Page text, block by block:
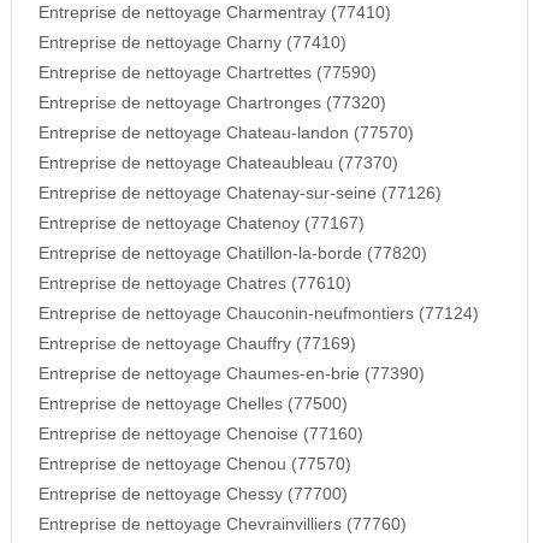
Entreprise de nettoyage Charmentray (77410)
Entreprise de nettoyage Charny (77410)
Entreprise de nettoyage Chartrettes (77590)
Entreprise de nettoyage Chartronges (77320)
Entreprise de nettoyage Chateau-landon (77570)
Entreprise de nettoyage Chateaubleau (77370)
Entreprise de nettoyage Chatenay-sur-seine (77126)
Entreprise de nettoyage Chatenoy (77167)
Entreprise de nettoyage Chatillon-la-borde (77820)
Entreprise de nettoyage Chatres (77610)
Entreprise de nettoyage Chauconin-neufmontiers (77124)
Entreprise de nettoyage Chauffry (77169)
Entreprise de nettoyage Chaumes-en-brie (77390)
Entreprise de nettoyage Chelles (77500)
Entreprise de nettoyage Chenoise (77160)
Entreprise de nettoyage Chenou (77570)
Entreprise de nettoyage Chessy (77700)
Entreprise de nettoyage Chevrainvilliers (77760)